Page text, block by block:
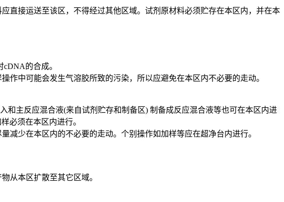
直接运送至该区，不得经过其他区域。试剂原材料必须贮存在本区内，并在本
的合成。
中可能会发生气溶胶所致的污染，所以应避免在本区内不必要的走动。
主反应混合液(来自试剂贮存和制备区) 制备成反应混合液等也可在本区内进
必须在本区内进行。
减少在本区内的不必要的走动。个别操作如加样等应在超净台内进行。
从本区扩散至其它区域。